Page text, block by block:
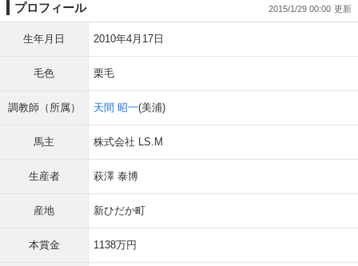
プロフィール 2015/1/29 00:00
生年月日 2010年4月17日
毛色 栗毛
調教師（所属） 天間 昭一(美浦)
馬主 株式会社 LS.M
生産者 萩澤 泰博
産地 新ひだか町
本賞金 1138万円